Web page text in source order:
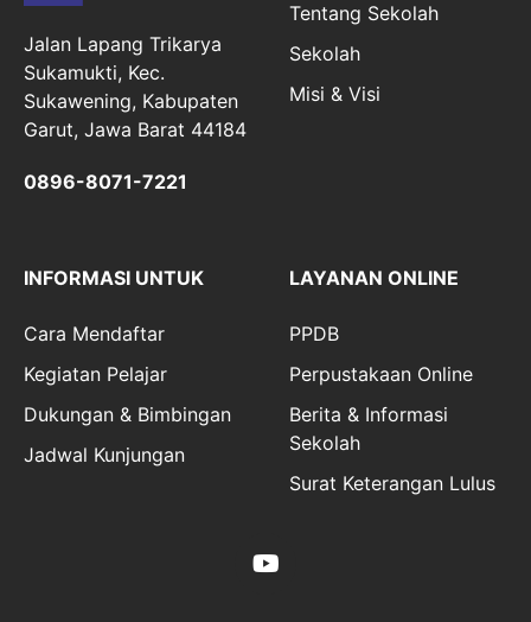
Jalan Lapang Trikarya
Sukamukti, Kec.
Sukawening, Kabupaten
Garut, Jawa Barat 44184
0896-8071-7221
Tentang Sekolah
Sekolah
Misi & Visi
INFORMASI UNTUK
Cara Mendaftar
Kegiatan Pelajar
Dukungan & Bimbingan
Jadwal Kunjungan
LAYANAN ONLINE
PPDB
Perpustakaan Online
Berita & Informasi
Sekolah
Surat Keterangan Lulus